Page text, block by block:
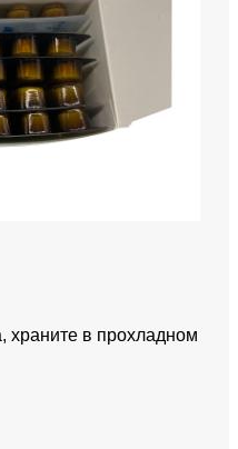
храните в прохладном